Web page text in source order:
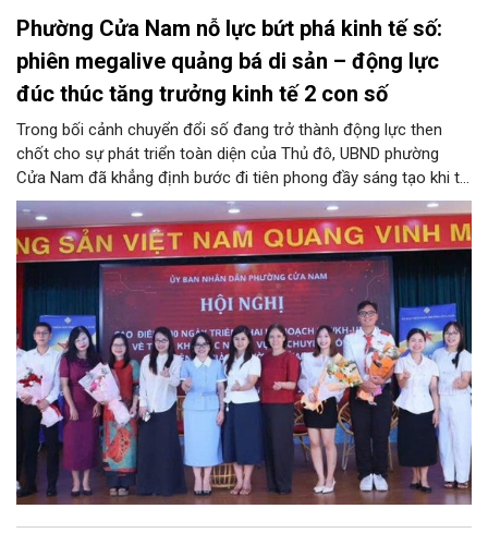
Phường Cửa Nam nỗ lực bứt phá kinh tế số:
phiên megalive quảng bá di sản – động lực
đúc thúc tăng trưởng kinh tế 2 con số
Trong bối cảnh chuyển đổi số đang trở thành động lực then
chốt cho sự phát triển toàn diện của Thủ đô, UBND phường
Cửa Nam đã khẳng định bước đi tiên phong đầy sáng tạo khi tổ
chức phiên livestream đặc biệt với chủ đề: “MEGALIVE -
Phường Cửa Nam – Khám phá di sản, kết nối văn hóa”. Sự kiện
diễn ra ngày 31/7 do phường Cửa Nam tổ chức đã thu hút sự
quan tâm đông đảo của hàng ngàn cán bộ, đảng viên, người
dân trên kênh TikTok chính thức của UBND phường Cửa Nam và
các kênh của đơn vị đồng hành.